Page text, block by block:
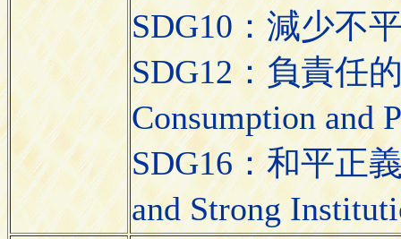
SDG10：減少不
SDG12：負責任
Consumption and
SDG16：和平正
and Strong